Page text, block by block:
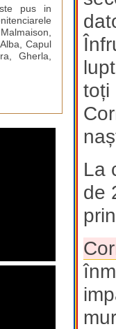
toți
La
de
pus in
Capul
Gherla,